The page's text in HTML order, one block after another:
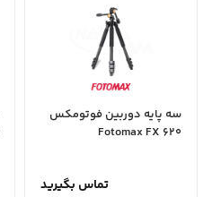
سه پایه دوربین فوتومکس
Fotomax FX 620
تماس بگیرید